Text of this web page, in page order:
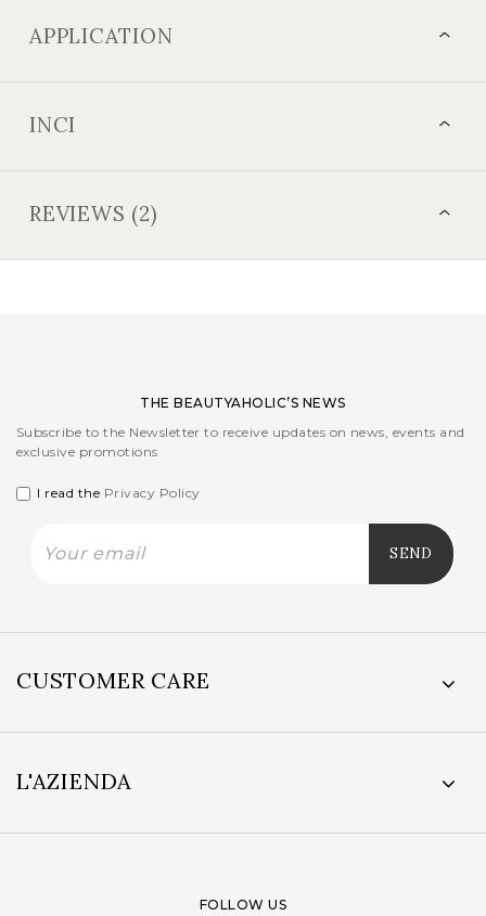
APPLICATION
INCI
REVIEWS (2)
THE BEAUTYAHOLIC’S NEWS
Subscribe to the Newsletter to receive updates on news, events and
exclusive promotions
I read the Privacy Policy
CUSTOMER CARE
L'AZIENDA
FOLLOW US